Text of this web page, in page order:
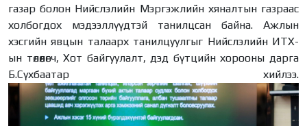
газар болон Нийслэлийн Мэргэжлийн хяналтын газраас
холбогдох мэдээллүүдтэй танилцсан байна. Ажлын
хэсгийн явцын талаарх танилцуулгыг Нийслэлийн ИТХ-
ын төлөөлөгч, Хот байгуулалт, дэд бүтцийн хорооны дарга
Б.Сүхбаатар хийлээ.